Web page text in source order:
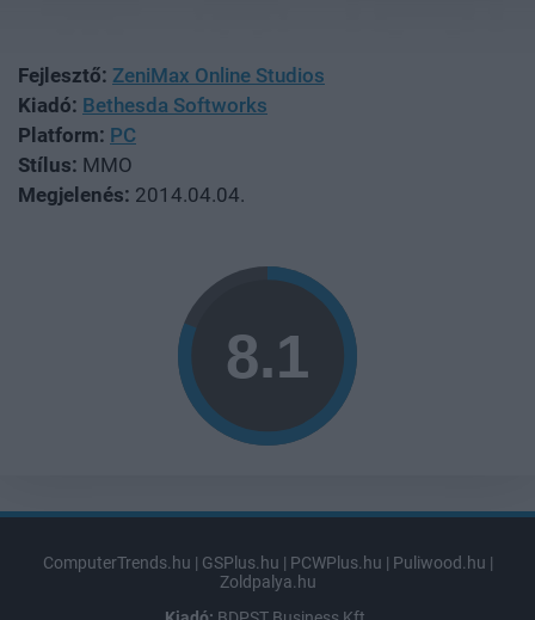
Fejlesztő: ZeniMax Online Studios
Kiadó: Bethesda Softworks
Platform: PC
Stílus: MMO
Megjelenés: 2014.04.04.
ComputerTrends.hu | GSPlus.hu | PCWPlus.hu | Puliwood.hu |
Zoldpalya.hu